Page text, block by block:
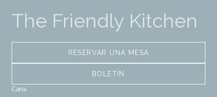
The Friendly Kitchen
RESERVAR UNA MESA
BOLETÍN
Carta